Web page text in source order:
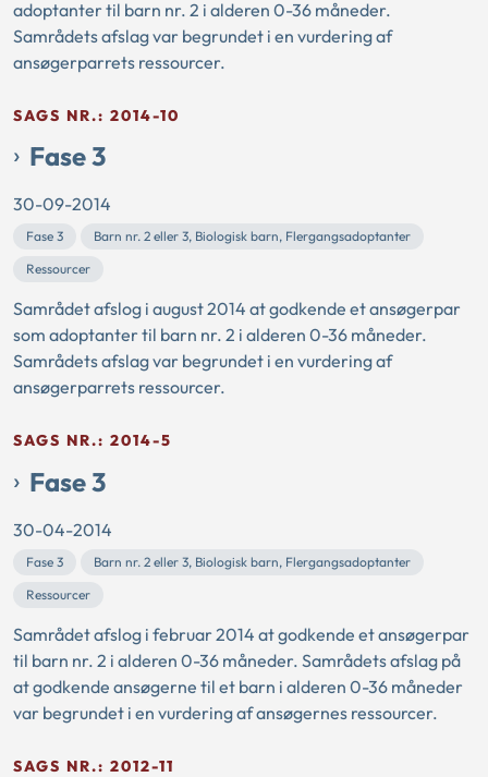
adoptanter til barn nr. 2 i alderen 0-36 måneder.
Samrådets afslag var begrundet i en vurdering af
ansøgerparrets ressourcer.
SAGS NR.: 2014-10
Fase 3
30-09-2014
Fase 3
Barn nr. 2 eller 3, Biologisk barn, Flergangsadoptanter
Ressourcer
Samrådet afslog i august 2014 at godkende et ansøgerpar
som adoptanter til barn nr. 2 i alderen 0-36 måneder.
Samrådets afslag var begrundet i en vurdering af
ansøgerparrets ressourcer.
SAGS NR.: 2014-5
Fase 3
30-04-2014
Fase 3
Barn nr. 2 eller 3, Biologisk barn, Flergangsadoptanter
Ressourcer
Samrådet afslog i februar 2014 at godkende et ansøgerpar
til barn nr. 2 i alderen 0-36 måneder. Samrådets afslag på
at godkende ansøgerne til et barn i alderen 0-36 måneder
var begrundet i en vurdering af ansøgernes ressourcer.
SAGS NR.: 2012-11